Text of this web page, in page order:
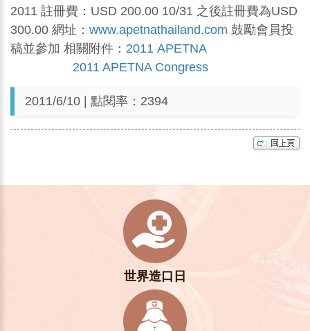
2011 註冊費：USD 200.00 10/31 之後註冊費為USD
300.00 網址： www.apetnathailand.com 鼓勵會員投
稿並參加 相關附件： 2011 APETNA
2011 APETNA Congress
2011/6/10 | 點閱率：2394
世界造口日